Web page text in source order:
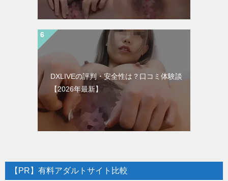
DXLIVEの評判・安全性は？口コミ体験談
【2026年最新】
【PR】有料アダルトサイト比較